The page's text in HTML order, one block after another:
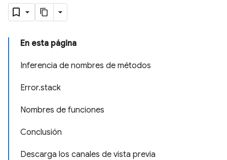
En esta página
Inferencia de nombres de métodos
Error.stack
Nombres de funciones
Conclusión
Descarga los canales de vista previa